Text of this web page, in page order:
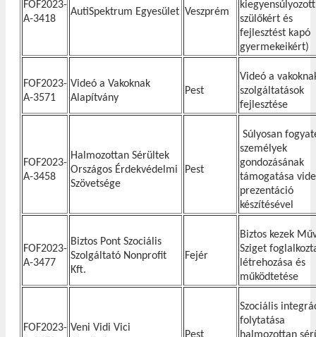
FOF2023-
A-3418
AutiSpektrum Egyesület Veszprém
kiegyensúlyozott
szülőkért és
fejlesztést kapó
gyermekeikért)
FOF2023-
A-3571
Videó a Vakoknak
Alapítvány
Pest
Videó a
szolgáltatások
fejlesztése
FOF2023-
A-3458
Halmozottan Sérültek
Országos Érdekvédelmi
Szövetsége
Pest
Súlyosan
személyek
gondozásának
támogatása
prezentáció
készítésével
FOF2023-
A-3477
Biztos Pont Szociális
Szolgáltató Nonprofit
Kft.
Fejér
Biztos kezek
Sziget
létrehozása és
működtetése
FOF2023- Veni Vidi Vici
Pest
Szociális
folytatása
halmozottan